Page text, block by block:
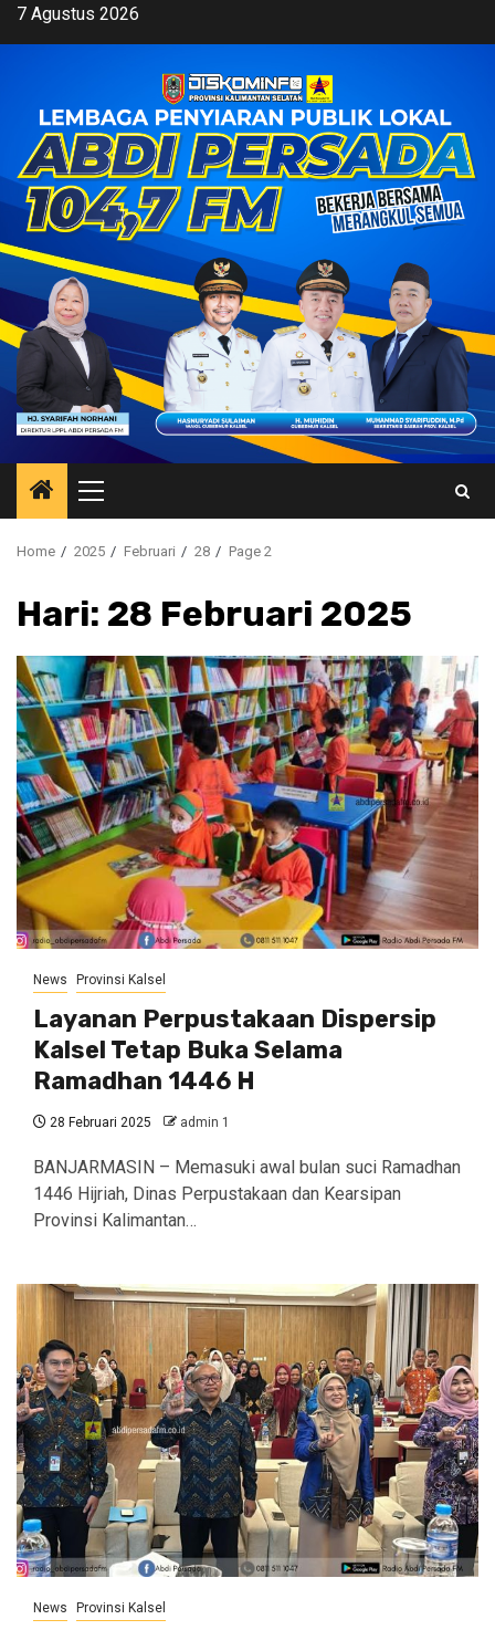
Skip7 Agustus 2026
Primary
Menu
Home 2025 Februari 28 Page 2
Hari: 28 Februari 2025
News Provinsi Kalsel
Layanan Perpustakaan Dispersip
Kalsel Tetap Buka Selama
Ramadhan 1446 H
28 Februari 2025 admin 1
BANJARMASIN – Memasuki awal bulan suci Ramadhan
1446 Hijriah, Dinas Perpustakaan dan Kearsipan
Provinsi Kalimantan…
News Provinsi Kalsel